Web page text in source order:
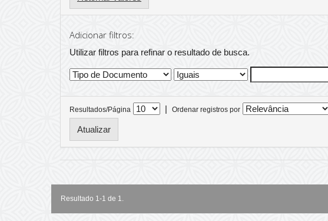
Adicionar filtros:
Utilizar filtros para refinar o resultado de busca.
Resultados/Página | Ordenar registros por
Resultado 1-1 de 1.